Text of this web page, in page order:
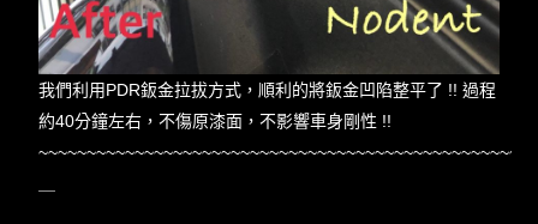
我們利用PDR鈑金拉拔方式，順利的將鈑金凹陷整平了 !! 過程
約40分鐘左右，不傷原漆面，不影響車身剛性 !!